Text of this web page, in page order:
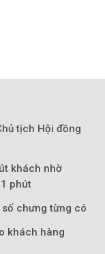
tịch Hội đồng
khách nhờ
phút
số chưng từng có
khách hàng